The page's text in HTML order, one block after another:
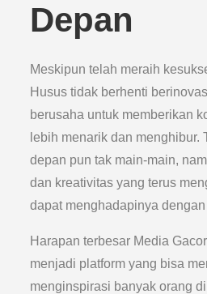
Depan
Meskipun telah meraih
Husus tidak berhenti
berusaha untuk memberikan
lebih menarik dan menghibur.
depan pun tak main-main,
dan kreativitas yang terus
dapat menghadapinya
Harapan terbesar Media
menjadi platform yang bisa
menginspirasi banyak orang